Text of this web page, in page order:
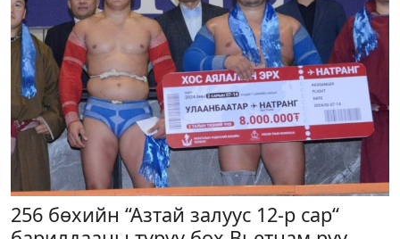
256 бөхийн “Азтай залуус 12-р сар“